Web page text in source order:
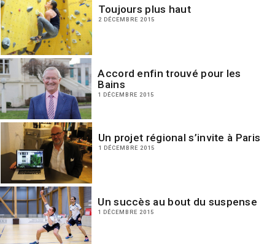
Toujours plus haut
2 DÉCEMBRE 2015
Accord enfin trouvé pour les
Bains
1 DÉCEMBRE 2015
Un projet régional s’invite à Paris
1 DÉCEMBRE 2015
Un succès au bout du suspense
1 DÉCEMBRE 2015